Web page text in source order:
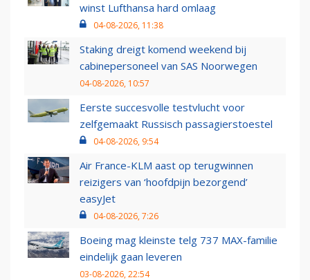
winst Lufthansa hard omlaag
04-08-2026, 11:38
Staking dreigt komend weekend bij
cabinepersoneel van SAS Noorwegen
04-08-2026, 10:57
Eerste succesvolle testvlucht voor
zelfgemaakt Russisch passagierstoestel
04-08-2026, 9:54
Air France-KLM aast op terugwinnen
reizigers van ‘hoofdpijn bezorgend’
easyJet
04-08-2026, 7:26
Boeing mag kleinste telg 737 MAX-familie
eindelijk gaan leveren
03-08-2026, 22:54